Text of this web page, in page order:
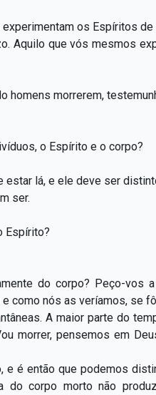
os Espíritos de
Aquilo que vós mesmos
homens morrerem,
o Espírito e o corpo?
lá, e ele deve ser
ser.
Espírito?
do corpo? Peço-vos
como nós as veríamos, se
A maior parte do
morrer, pensemos em
e é então que podemos
do corpo morto não